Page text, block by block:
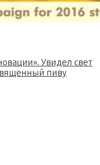
Увидел свет
пиву